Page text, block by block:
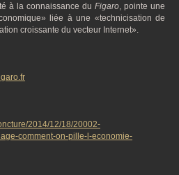
à la connaissance du Figaro, pointe une
liée à une «technicisation de
croissante du vecteur Internet».
2014/12/18/20002-
comment-on-pille-l-economie-